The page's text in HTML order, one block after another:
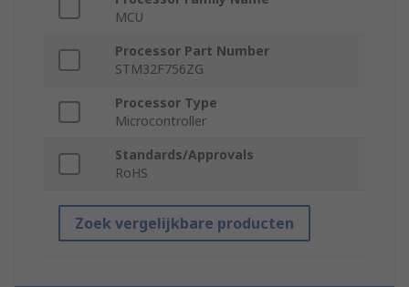
MCU
Processor Part Number
STM32F756ZG
Processor Type
Microcontroller
Standards/Approvals
RoHS
Zoek vergelijkbare producten